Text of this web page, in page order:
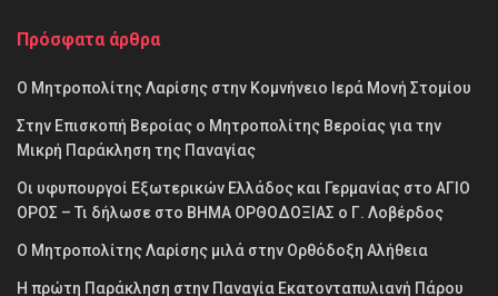
Πρόσφατα άρθρα
Ο Μητροπολίτης Λαρίσης στην Κομνήνειο Ιερά Μονή Στομίου
Στην Επισκοπή Βεροίας ο Μητροπολίτης Βεροίας για την
Μικρή Παράκληση της Παναγίας
Οι υφυπουργοί Εξωτερικών Ελλάδος και Γερμανίας στο ΑΓΙΟ
ΟΡΟΣ – Τι δήλωσε στο ΒΗΜΑ ΟΡΘΟΔΟΞΙΑΣ ο Γ. Λοβέρδος
Ο Μητροπολίτης Λαρίσης μιλά στην Ορθόδοξη Αλήθεια
Η πρώτη Παράκληση στην Παναγία Εκατονταπυλιανή Πάρου